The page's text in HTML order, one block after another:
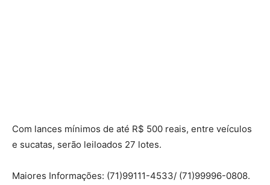
Com lances mínimos de até R$ 500 reais, entre veículos
e sucatas, serão leiloados 27 lotes.
Maiores Informações: (71)99111-4533/ (71)99996-0808.